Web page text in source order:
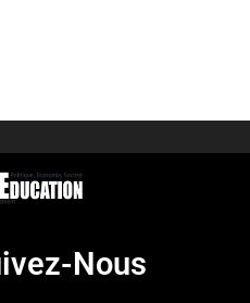
Nous